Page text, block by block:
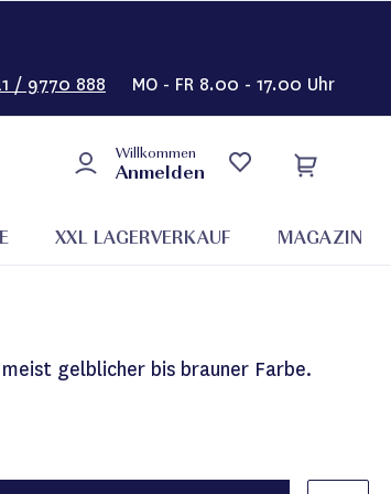
/ 9770 888 MO - FR 8.00 - 17.00 Uhr
Willkommen
Anmelden
XXL LAGERVERKAUF MAGAZIN
gelblicher bis brauner Farbe.